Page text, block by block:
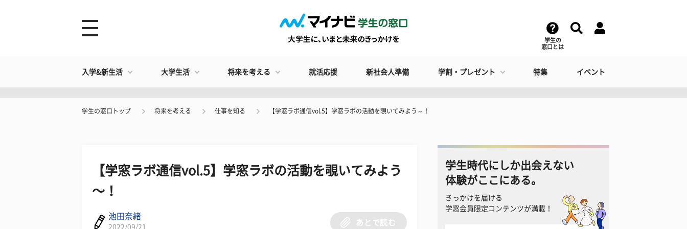
学生の
窓口とは
入学&新生活 大学生活 将来を考える 就活応援 新社会人準備 学割・プレゼント 特集 イベント
学生の窓口トップ 将来を考える 仕事を知る 【学窓ラボ通信vol.5】学窓ラボの活動を覗いてみよう～！
【学窓ラボ通信vol.5】学窓ラボの活動を覗いてみよう
～！
池田奈緒
2022/09/21
あとで読む
学生時代にしか出会えない
体験がここにある。
きっかけを届ける
学窓会員限定コンテンツが満載！